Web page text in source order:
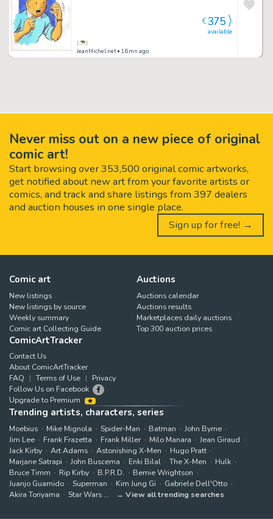
JeanMichel.net• 16mn ago
available
€375
Never miss out on a new piece of original
comic art!
Start browsing over 353,500 original comic artworks,
get notified about new art from your favorite artists or
comics, and track and share listings from 397 dealers
and auction houses in one single place.
Sign up for free! →
Comic art
New listings
New listings by source
Weekly summary
Comic art Collecting Guide
Auctions
Auctions calendar
Auctions results
Marketplaces daily auctions
Top 300 auction prices
ComicArtTracker
Contact Us
About ComicArtTracker
FAQ
Terms of Use
Privacy
Follow Us on Facebook
Upgrade to Premium
Trending artists, characters, series
Moebius Mike Mignola Spider-Man Batman
John Byrne
Jim Lee
Frank Frazetta Frank Miller Milo Manara
Jean Giraud
Jack Kirby
Art Adams Astonishing X-Men
Hugo Pratt
Marjane Satrapi
John Buscema Enki Bilal The X-Men
Hulk
Bruce Timm
Rip Kirby B.P.R.D.
Bernie Wrightson
Juanjo Guarnido
Superman Kim Jung Gi
Gabriele Dell'Otto
Akira Toriyama
Star Wars View all trending searches